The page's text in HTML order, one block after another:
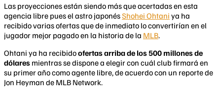
Las proyecciones están siendo más que acertadas en esta
agencia libre pues el astro japonésShohei Ohtani ya ha
recibido varias ofertas que de inmediato lo convertirían en el
jugador mejor pagado en la historia de la MLB.
Ohtani ya ha recibidoofertas arriba de los 500 millones de
dólares mientras se dispone a elegir con cuál club firmará en
su primer año como agente libre, de acuerdo con un reporte de
Jon Heyman de MLB Network.